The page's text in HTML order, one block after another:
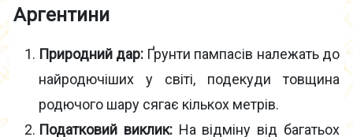
Аргентини
Природний дар: Ґрунти пампасів належать до
найродючіших у світі, подекуди товщина
родючого шару сягає кількох метрів.
Податковий виклик:На відміну від багатьох